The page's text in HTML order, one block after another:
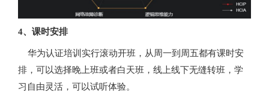
4、课时安排
华为认证培训实行滚动开班，从周一到周五都有课时安
排，可以选择晚上班或者白天班，线上线下无缝转班，学
习自由灵活，可以试听体验。